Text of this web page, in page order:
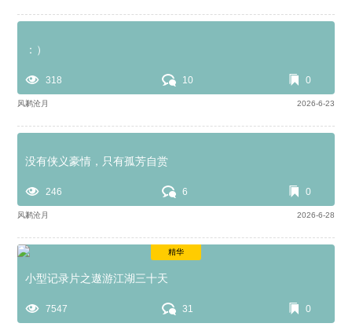
：）
318 10 0
风鹣沧月 2026-6-23
没有侠义豪情，只有孤芳自赏
246 6 0
风鹣沧月 2026-6-28
精华
小型记录片之遨游江湖三十天
7547 31 0